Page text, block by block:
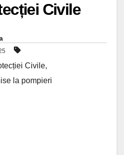
Civile
Civile,
la pompieri